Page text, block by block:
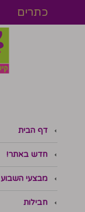
כתרים
דף הבית
חדש באתר!
מבצעי השבוע
חבילות